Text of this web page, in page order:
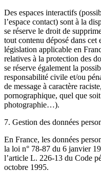
Des espaces interactifs
l’espace contact) sont à la
se réserve le droit de
tout contenu déposé dans cet
législation applicable en
relatives à la protection des
se réserve également la
responsabilité civile et/ou
de message à caractère
pornographique, quel que
photographie…).
7. Gestion des données
En France, les données
la loi n° 78-87 du 6 janvier
l’article L. 226-13 du Code
octobre 1995.